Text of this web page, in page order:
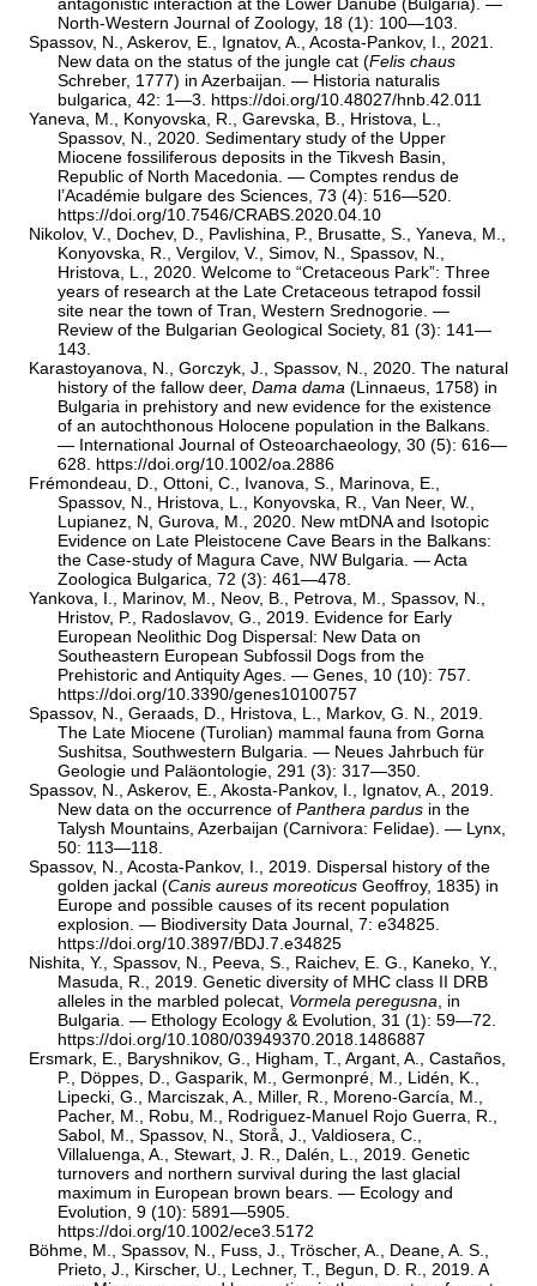
North-Western Journal of Zoology, 18 (1): 100—103.
Spassov, N., Askerov, E., Ignatov, A., Acosta-Pankov, I., 2021.
New data on the status of the jungle cat (Felis chaus
Schreber, 1777) in Azerbaijan. — Historia naturalis
bulgarica, 42: 1—3. https://doi.org/10.48027/hnb.42.011
Yaneva, M., Konyovska, R., Garevska, B., Hristova, L.,
Spassov, N., 2020. Sedimentary study of the Upper
Miocene fossiliferous deposits in the Tikvesh Basin,
Republic of North Macedonia. — Comptes rendus de
l’Académie bulgare des Sciences, 73 (4): 516—520.
https://doi.org/10.7546/CRABS.2020.04.10
Nikolov, V., Dochev, D., Pavlishina, P., Brusatte, S., Yaneva, M.,
Konyovska, R., Vergilov, V., Simov, N., Spassov, N.,
Hristova, L., 2020. Welcome to “Cretaceous Park”: Three
years of research at the Late Cretaceous tetrapod fossil
site near the town of Tran, Western Srednogorie. —
Review of the Bulgarian Geological Society, 81 (3): 141—
143.
Karastoyanova, N., Gorczyk, J., Spassov, N., 2020. The natural
history of the fallow deer, Dama dama (Linnaeus, 1758) in
Bulgaria in prehistory and new evidence for the existence
of an autochthonous Holocene population in the Balkans.
— Intеrnational Journal of Osteoarchaeology, 30 (5): 616—
628. https://doi.org/10.1002/oa.2886
Frémondeau, D., Ottoni, C., Ivanova, S., Marinova, E.,
Spassov, N., Hristova, L., Konyovska, R., Van Neer, W.,
Lupianez, N, Gurova, M., 2020. New mtDNA and Isotopic
Evidence on Late Pleistocene Cave Bears in the Balkans:
the Case-study of Magura Cave, NW Bulgaria. — Acta
Zoologica Bulgarica, 72 (3): 461—478.
Yankova, I., Marinov, M., Neov, B., Petrova, M., Spassov, N.,
Hristov, P., Radoslavov, G., 2019. Evidence for Early
European Neolithic Dog Dispersal: New Data on
Southeastern European Subfossil Dogs from the
Prehistoric and Antiquity Ages. — Genes, 10 (10): 757.
https://doi.org/10.3390/genes10100757
Spassov, N., Geraads, D., Hristova, L., Markov, G. N., 2019.
The Late Miocene (Turolian) mammal fauna from Gorna
Sushitsa, Southwestern Bulgaria. — Neues Jahrbuch für
Geologie und Paläontologie, 291 (3): 317—350.
Spassov, N., Askerov, E., Akosta-Pankov, I., Ignatov, A., 2019.
New data on the occurrence of Panthera pardus in the
Talysh Mountains, Azerbaijan (Carnivora: Felidae). — Lynx,
50: 113—118.
Spassov, N., Acosta-Pankov, I., 2019. Dispersal history of the
golden jackal (Canis aureus moreoticus Geoffroy, 1835) in
Europe and possible causes of its recent population
explosion. — Biodiversity Data Journal, 7: e34825.
https://doi.org/10.3897/BDJ.7.e34825
Nishita, Y., Spassov, N., Peeva, S., Raichev, E. G., Kaneko, Y.,
Masuda, R., 2019. Genetic diversity of MHC class II DRB
alleles in the marbled polecat, Vormela peregusna , in
Bulgaria. — Ethology Ecology & Evolution, 31 (1): 59—72.
https://doi.org/10.1080/03949370.2018.1486887
Ersmark, E., Baryshnikov, G., Higham, T., Argant, A., Castaños,
P., Döppes, D., Gasparik, M., Germonpré, M., Lidén, K.,
Lipecki, G., Marciszak, A., Miller, R., Moreno‐García, M.,
Pacher, M., Robu, M., Rodriguez-Manuel Rojo Guerra, R.,
Sabol, M., Spassov, N., Storå, J., Valdiosera, C.,
Villaluenga, A., Stewart, J. R., Dalén, L., 2019. Genetic
turnovers and northern survival during the last glacial
maximum in European brown bears. — Ecology and
Evolution, 9 (10): 5891—5905.
https://doi.org/10.1002/ece3.5172
Böhme, M., Spassov, N., Fuss, J., Tröscher, A., Deane, A. S.,
Prieto, J., Kirscher, U., Lechner, T., Begun, D. R., 2019. A